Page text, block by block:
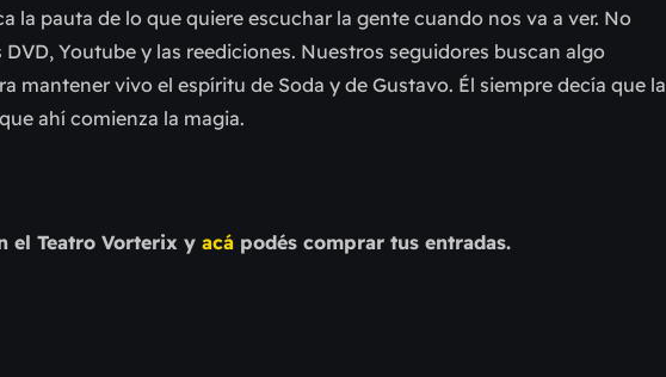
la pauta de lo que quiere escuchar la gente cuando nos va a ver. No
Youtube y las reediciones. Nuestros seguidores buscan algo
mantener vivo el espíritu de Soda y de Gustavo. Él siempre decía que la
ahí comienza la magia.
el Teatro Vorterix y acá podés comprar tus entradas.